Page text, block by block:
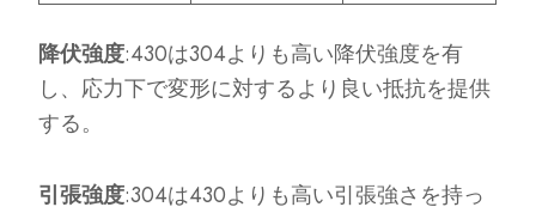
降伏強度:430は304よりも高い降伏強度を有
し、応力下で変形に対するより良い抵抗を提供
する。
引張強度:304は430よりも高い引張強さを持っ